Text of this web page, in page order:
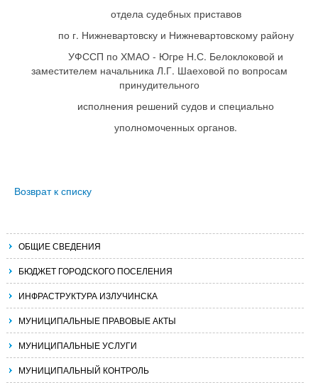
отдела судебных приставов
по г. Нижневартовску и Нижневартовскому району
УФССП по ХМАО - Югре Н.С. Белоклоковой и
заместителем начальника Л.Г. Шаеховой по вопросам
принудительного
исполнения решений судов и специально
уполномоченных органов.
Возврат к списку
ОБЩИЕ СВЕДЕНИЯ
БЮДЖЕТ ГОРОДСКОГО ПОСЕЛЕНИЯ
ИНФРАСТРУКТУРА ИЗЛУЧИНСКА
МУНИЦИПАЛЬНЫЕ ПРАВОВЫЕ АКТЫ
МУНИЦИПАЛЬНЫЕ УСЛУГИ
МУНИЦИПАЛЬНЫЙ КОНТРОЛЬ